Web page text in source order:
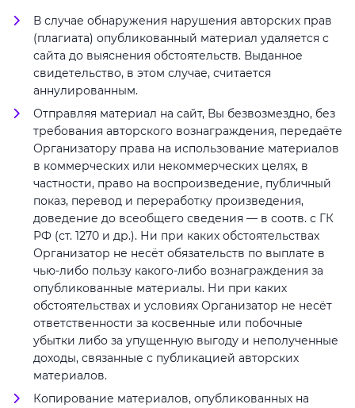
В случае обнаружения нарушения авторских прав
(плагиата) опубликованный материал удаляется с
сайта до выяснения обстоятельств. Выданное
свидетельство, в этом случае, считается
аннулированным.
Отправляя материал на сайт, Вы безвозмездно, без
требования авторского вознаграждения, передаёте
Организатору права на использование материалов
в коммерческих или некоммерческих целях, в
частности, право на воспроизведение, публичный
показ, перевод и переработку произведения,
доведение до всеобщего сведения — в соотв. с ГК
РФ (ст. 1270 и др.). Ни при каких обстоятельствах
Организатор не несёт обязательств по выплате в
чью-либо пользу какого-либо вознаграждения за
опубликованные материалы. Ни при каких
обстоятельствах и условиях Организатор не несёт
ответственности за косвенные или побочные
убытки либо за упущенную выгоду и неполученные
доходы, связанные с публикацией авторских
материалов.
Копирование материалов, опубликованных на